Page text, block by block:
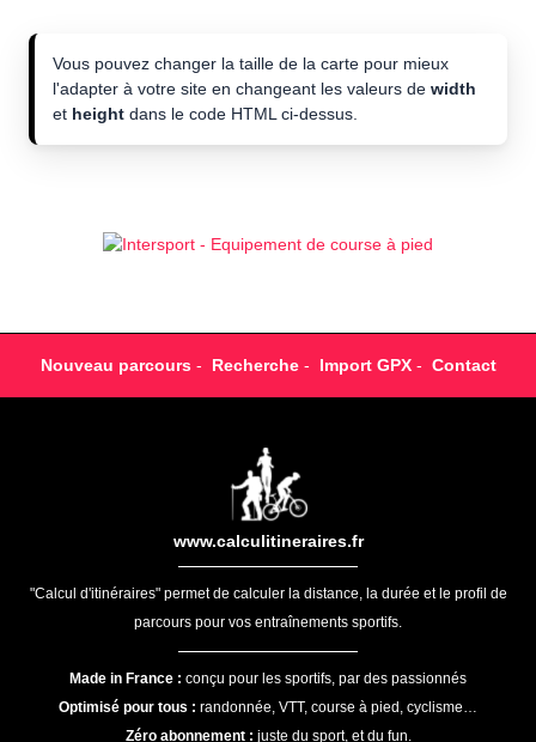
Vous pouvez changer la taille de la carte pour mieux
l'adapter à votre site en changeant les valeurs de width
et height dans le code HTML ci-dessus.
Nouveau parcours- Recherche- Import GPX- Contact
www.calculitineraires.fr
"Calcul d'itinéraires" permet de calculer la distance, la durée et le profil de
parcours pour vos entraînements sportifs.
Made in France : conçu pour les sportifs, par des passionnés
Optimisé pour tous : randonnée, VTT, course à pied, cyclisme…
Zéro abonnement : juste du sport, et du fun.